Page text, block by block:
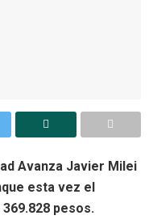
Avanza Javier Milei
esta vez el
pesos.